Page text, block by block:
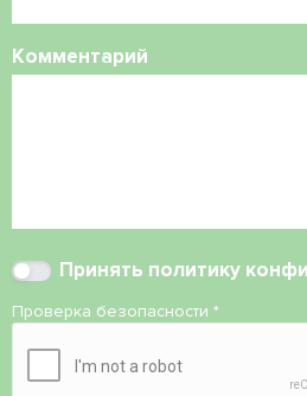
Комментарий
Принять политику
Проверка безопасности *